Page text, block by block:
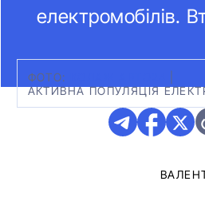
електромобілів.
ФОТО:
АКТИВНА ПОПУЛЯЦІЯ